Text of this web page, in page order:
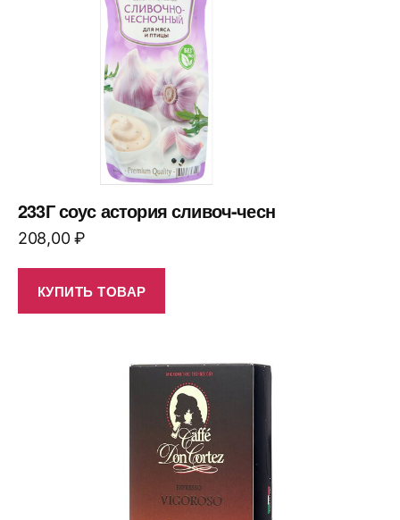
233Г соус астория сливоч-чесн
208,00₽
КУПИТЬ ТОВАР